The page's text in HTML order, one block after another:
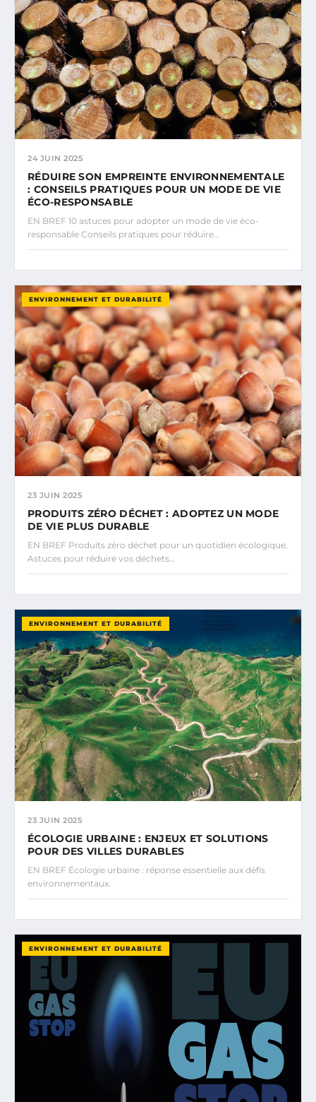
24 JUIN 2025
RÉDUIRE SON EMPREINTE ENVIRONNEMENTALE
: CONSEILS PRATIQUES POUR UN MODE DE VIE
ÉCO-RESPONSABLE
EN BREF 10 astuces pour adopter un mode de vie éco-
responsable Conseils pratiques pour réduire…
ENVIRONNEMENT ET DURABILITÉ
23 JUIN 2025
PRODUITS ZÉRO DÉCHET : ADOPTEZ UN MODE
DE VIE PLUS DURABLE
EN BREF Produits zéro déchet pour un quotidien écologique.
Astuces pour réduire vos déchets…
ENVIRONNEMENT ET DURABILITÉ
23 JUIN 2025
ÉCOLOGIE URBAINE : ENJEUX ET SOLUTIONS
POUR DES VILLES DURABLES
EN BREF Écologie urbaine : réponse essentielle aux défis
environnementaux.
ENVIRONNEMENT ET DURABILITÉ